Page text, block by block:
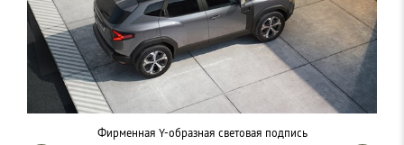
Фирменная Y-образная световая подпись